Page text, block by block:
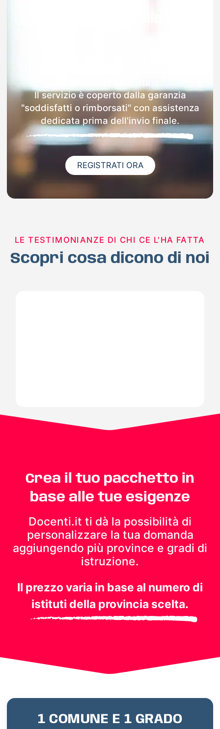
Il servizio è coperto dalla garanzia
"soddisfatti o rimborsati" con assistenza
dedicata prima dell'invio finale.
REGISTRATI ORA
LE TESTIMONIANZE DI CHI CE L'HA FATTA
Scopri cosa dicono di noi
Crea il tuo pacchetto in
base alle tue esigenze
Docenti.it ti dà la possibilità di
personalizzare la tua domanda
aggiungendo più province e gradi di
istruzione.
Il prezzo varia in base al numero di
istituti della provincia scelta.
1 COMUNE E 1 GRADO